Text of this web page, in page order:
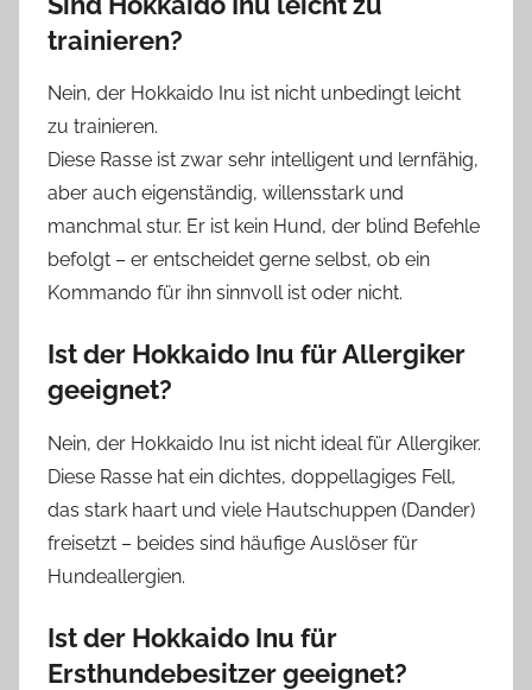
trainieren?
Nein, der Hokkaido Inu ist nicht unbedingt leicht
zu trainieren.
Diese Rasse ist zwar sehr intelligent und lernfähig,
aber auch eigenständig, willensstark und
manchmal stur. Er ist kein Hund, der blind Befehle
befolgt – er entscheidet gerne selbst, ob ein
Kommando für ihn sinnvoll ist oder nicht.
Ist der Hokkaido Inu für Allergiker
geeignet?
Nein, der Hokkaido Inu ist nicht ideal für Allergiker.
Diese Rasse hat ein dichtes, doppellagiges Fell,
das stark haart und viele Hautschuppen (Dander)
freisetzt – beides sind häufige Auslöser für
Hundeallergien.
Ist der Hokkaido Inu für
Ersthundebesitzer geeignet?